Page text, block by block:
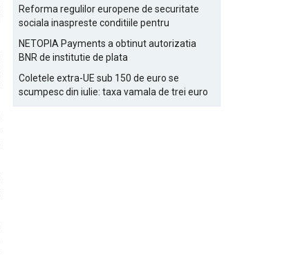
Reforma regulilor europene de securitate
sociala inaspreste conditiile pentru
NETOPIA Payments a obtinut autorizatia
BNR de institutie de plata
Coletele extra-UE sub 150 de euro se
scumpesc din iulie: taxa vamala de trei euro
pe articol, adaugata la taxa logistica